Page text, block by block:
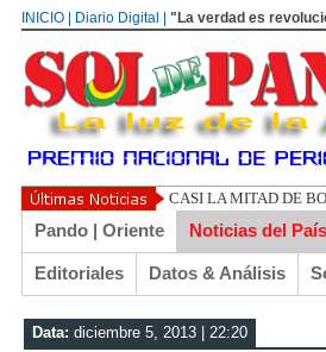
INICIO | Diario Digital | "La verdad es
UN LIBERTARIO
Pando | Oriente Noticias del País
Editoriales Datos & Análisis
Data: diciembre 5, 2013 | 22:20